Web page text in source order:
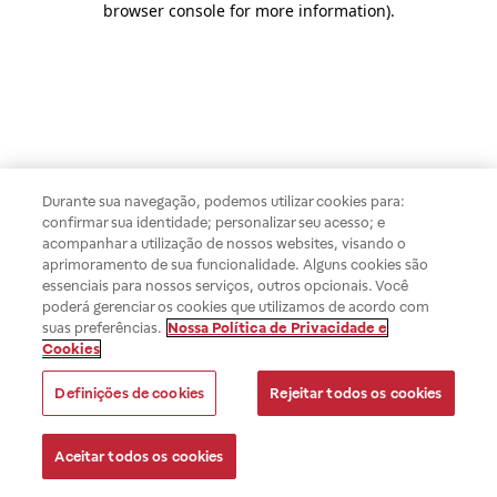
browser console for more information).
Durante sua navegação, podemos utilizar cookies para:
confirmar sua identidade; personalizar seu acesso; e
acompanhar a utilização de nossos websites, visando o
aprimoramento de sua funcionalidade. Alguns cookies são
essenciais para nossos serviços, outros opcionais. Você
poderá gerenciar os cookies que utilizamos de acordo com
suas preferências. Nossa Política de Privacidade e
Cookies
Definições de cookies Rejeitar todos os cookies
Aceitar todos os cookies